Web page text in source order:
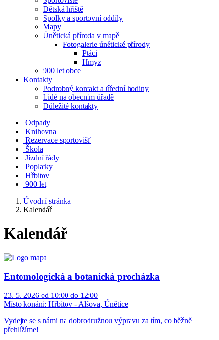
Dětská hřiště
Spolky a sportovní oddíly
Mapy
Únětická příroda v mapě
Fotogalerie únětické přírody
Ptáci
Hmyz
900 let obce
Kontakty
Podrobný kontakt a úřední hodiny
Lidé na obecním úřadě
Důležité kontakty
Odpady
Knihovna
Rezervace sportovišť
Škola
Jízdní řády
Poplatky
Hřbitov
900 let
Úvodní stránka
Kalendář
Kalendář
Entomologická a botanická procházka
23. 5. 2026 od 10:00 do 12:00
Místo konání: Hřbitov - Alšova, Únětice
Vydejte se s námi na dobrodružnou výpravu za tím, co běžně
přehlížíme!